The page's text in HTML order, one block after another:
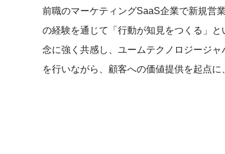
前職のマーケティングSaaS企業で新規営
の経験を通じて「行動が知見をつくる」
念に強く共感し、ユームテクノロジージ
を行いながら、顧客への価値提供を起点